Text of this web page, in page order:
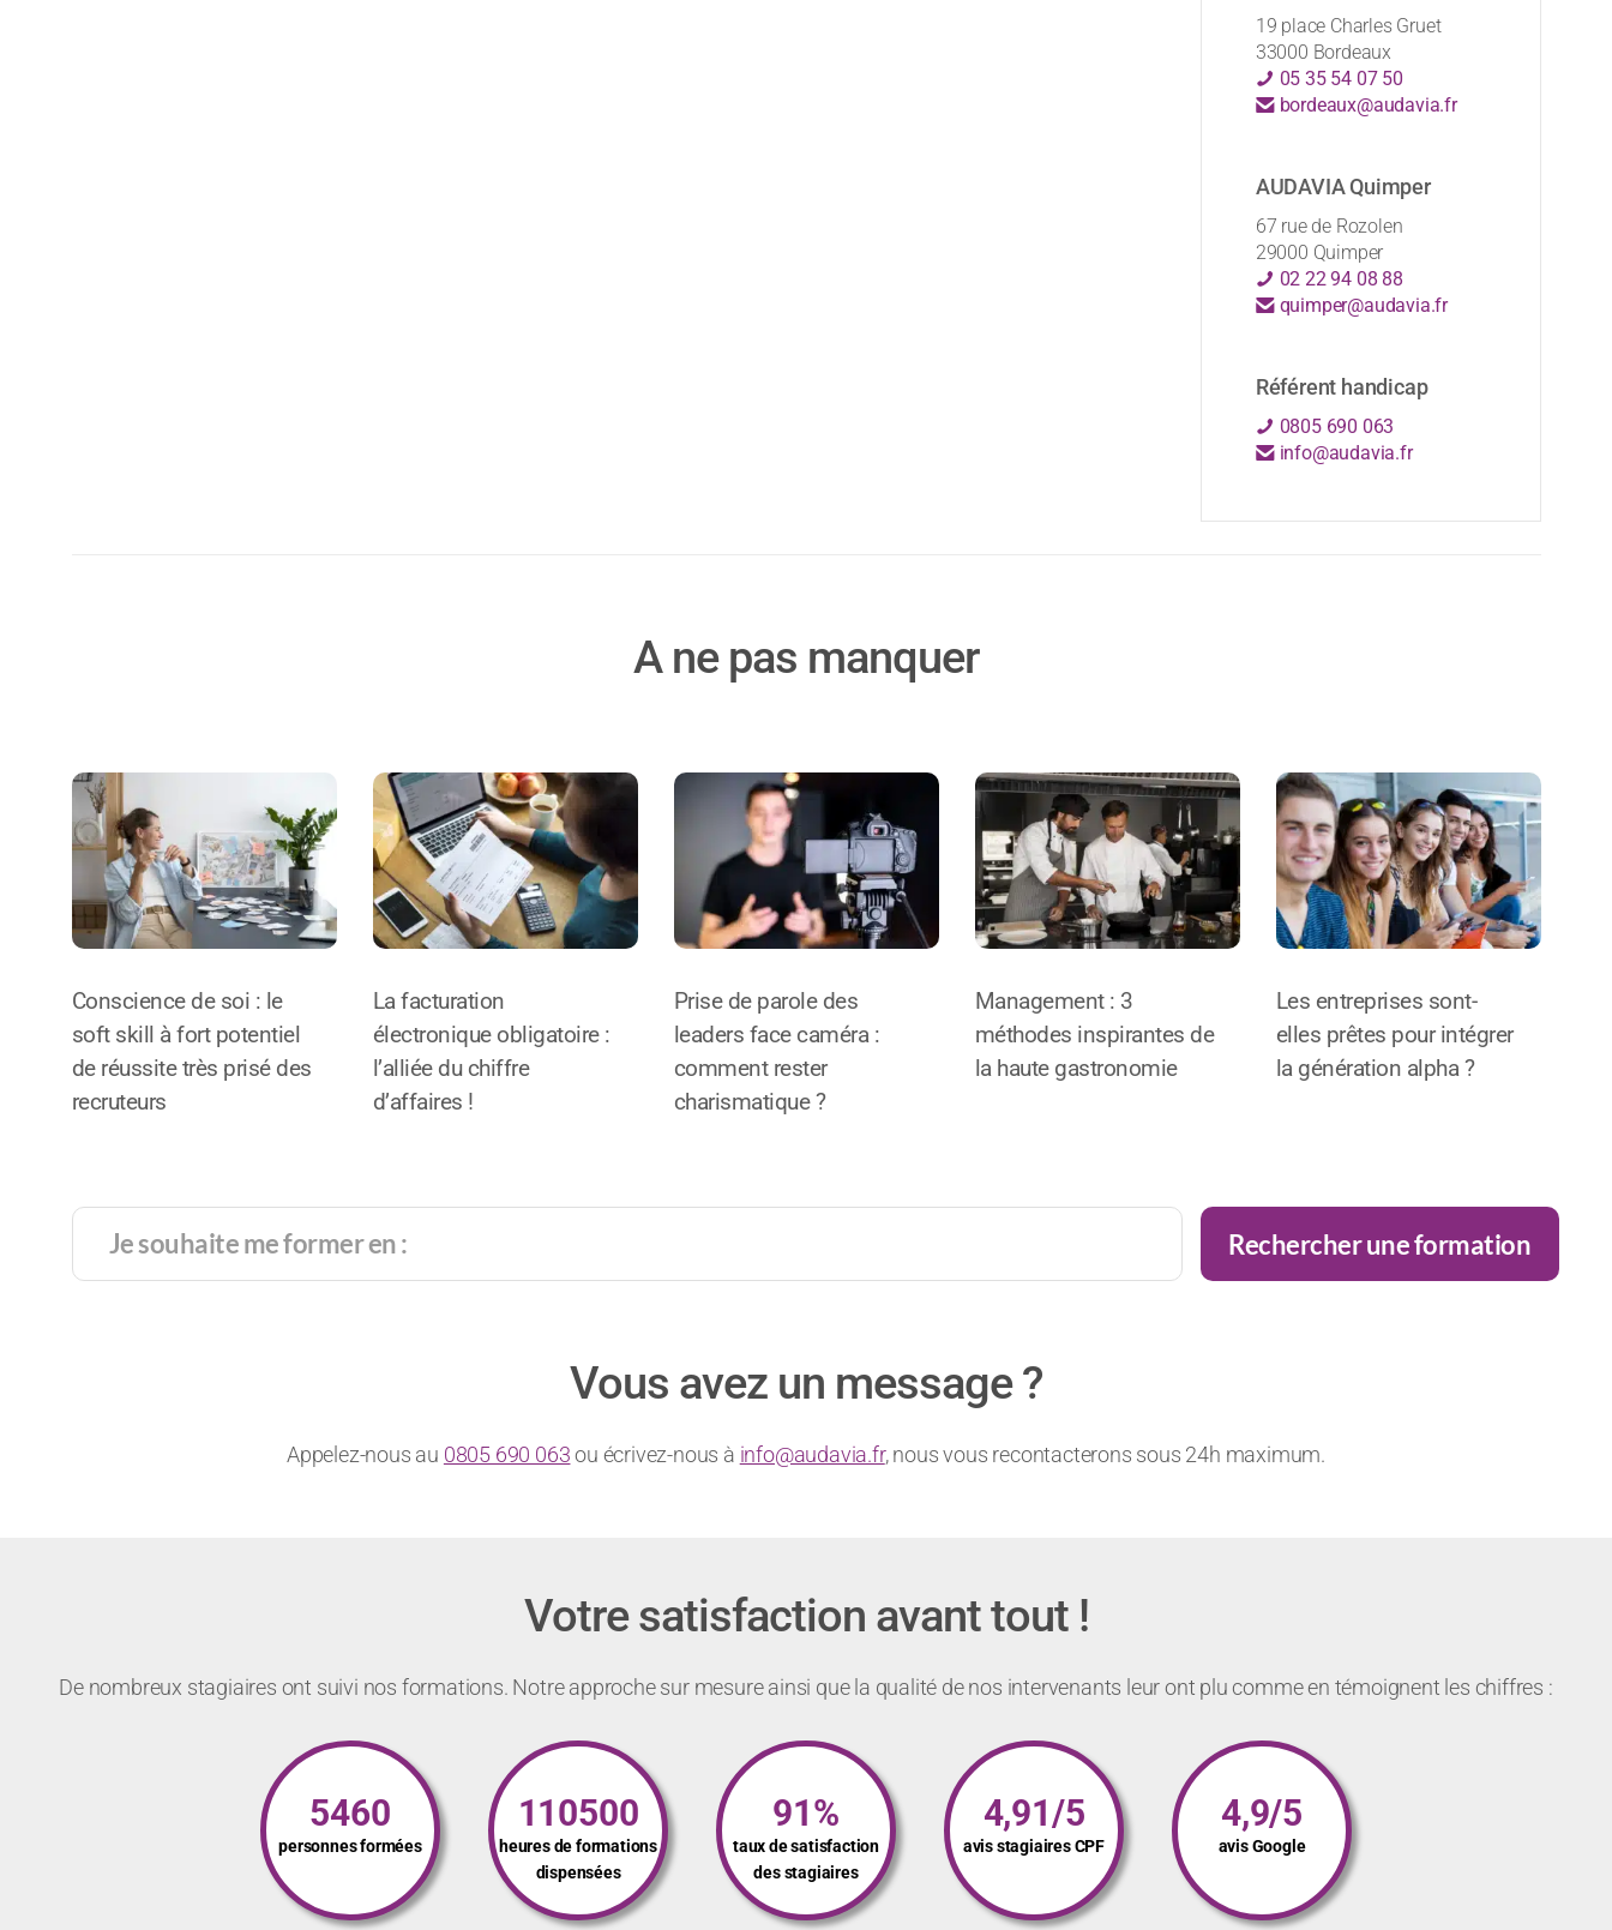
19 place Charles Gruet
33000 Bordeaux
05 35 54 07 50
bordeaux@audavia.fr
AUDAVIA Quimper
67 rue de Rozolen
29000 Quimper
02 22 94 08 88
quimper@audavia.fr
Référent handicap
0805 690 063
info@audavia.fr
A ne pas manquer
Conscience de soi : le
soft skill à fort potentiel
de réussite très prisé des
recruteurs
La facturation
électronique obligatoire :
l’alliée du chiffre
d’affaires !
Prise de parole des
leaders face caméra :
comment rester
charismatique ?
Management : 3
méthodes inspirantes de
la haute gastronomie
Les entreprises sont-
elles prêtes pour intégrer
la génération alpha ?
Rechercher une formation
Vous avez un message ?
Appelez-nous au 0805 690 063ou écrivez-nous à info@audavia.fr, nous vous recontacterons sous 24h maximum.
Votre satisfaction avant tout !
De nombreux stagiaires ont suivi nos formations. Notre approche sur mesure ainsi que la qualité de nos intervenants leur ont plu comme en témoignent les chiffres :
5460
personnes formées
110500
heures de formations
dispensées
91%
taux de satisfaction
des stagiaires
4,91/5
avis stagiaires CPF
4,9/5
avis Google